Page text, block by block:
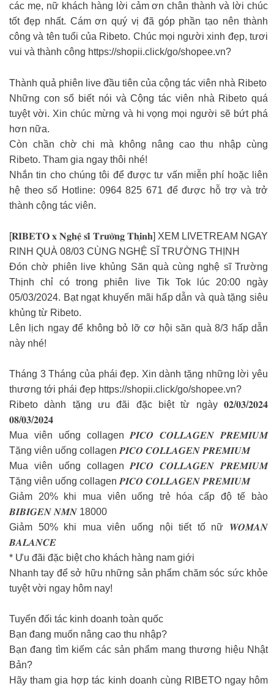
các mẹ, nữ khách hàng lời cảm ơn chân thành và lời chúc
tốt đẹp nhất. Cám ơn quý vị đã góp phần tạo nên thành
công và tên tuổi của Ribeto. Chúc mọi người xinh đẹp, tươi
vui và thành công https://shopii.click/go/shopee.vn?
Thành quả phiên live đầu tiên của cộng tác viên nhà Ribeto
Những con số biết nói và Cộng tác viên nhà Ribeto quá
tuyệt vời. Xin chúc mừng và hi vọng mọi người sẽ bứt phá
hơn nữa.
Còn chần chờ chi mà không nâng cao thu nhập cùng
Ribeto. Tham gia ngay thôi nhé!
Nhắn tin cho chúng tôi để được tư vấn miễn phí hoặc liên
hệ theo số Hotline: 0964 825 671 để được hỗ trợ và trở
thành cộng tác viên.
[𝐑𝐈𝐁𝐄𝐓𝐎 𝐱 𝐍𝐠𝐡𝐞̣̂ 𝐬𝐢̃ 𝐓𝐫𝐮̛𝐨̛̀𝐧𝐠 𝐓𝐡𝐢̣𝐧𝐡] XEM LIVETREAM NGAY
RINH QUÀ 08/03 CÙNG NGHỆ SĨ TRƯỜNG THỊNH
Đón chờ phiên live khủng Săn quà cùng nghệ sĩ Trường
Thịnh chỉ có trong phiên live Tik Tok lúc 20:00 ngày
05/03/2024. Bạt ngạt khuyến mãi hấp dẫn và quà tặng siêu
khủng từ Ribeto.
Lên lịch ngay để không bỏ lỡ cơ hội săn quà 8/3 hấp dẫn
này nhé!
Tháng 3 Tháng của phái đẹp. Xin dành tặng những lời yêu
thương tới phái đẹp https://shopii.click/go/shopee.vn?
Ribeto dành tặng ưu đãi đặc biệt từ ngày 𝟎𝟐/𝟎𝟑/𝟐𝟎𝟐𝟒
𝟎𝟖/𝟎𝟑/𝟐𝟎𝟐𝟒
Mua viên uống collagen 𝑷𝑰𝑪𝑶 𝑪𝑶𝑳𝑳𝑨𝑮𝑬𝑵 𝑷𝑹𝑬𝑴𝑰𝑼𝑴
Tặng viên uống collagen 𝑷𝑰𝑪𝑶 𝑪𝑶𝑳𝑳𝑨𝑮𝑬𝑵 𝑷𝑹𝑬𝑴𝑰𝑼𝑴
Mua viên uống collagen 𝑷𝑰𝑪𝑶 𝑪𝑶𝑳𝑳𝑨𝑮𝑬𝑵 𝑷𝑹𝑬𝑴𝑰𝑼𝑴
Tặng viên uống collagen 𝑷𝑰𝑪𝑶 𝑪𝑶𝑳𝑳𝑨𝑮𝑬𝑵 𝑷𝑹𝑬𝑴𝑰𝑼𝑴
Giảm 20% khi mua viên uống trẻ hóa cấp độ tế bào
𝑩𝑰𝑩𝑰𝑮𝑬𝑵 𝑵𝑴𝑵 18000
Giảm 50% khi mua viên uống nội tiết tố nữ 𝑾𝑶𝑴𝑨𝑵
𝑩𝑨𝑳𝑨𝑵𝑪𝑬
* Ưu đãi đặc biệt cho khách hàng nam giới
Nhanh tay để sở hữu những sản phẩm chăm sóc sức khỏe
tuyệt vời ngay hôm nay!
Tuyển đối tác kinh doanh toàn quốc
Bạn đang muốn nâng cao thu nhập?
Bạn đang tìm kiếm các sản phẩm mang thương hiệu Nhật
Bản?
Hãy tham gia hợp tác kinh doanh cùng RIBETO ngay hôm